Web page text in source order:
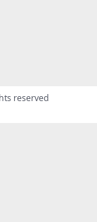
reserved